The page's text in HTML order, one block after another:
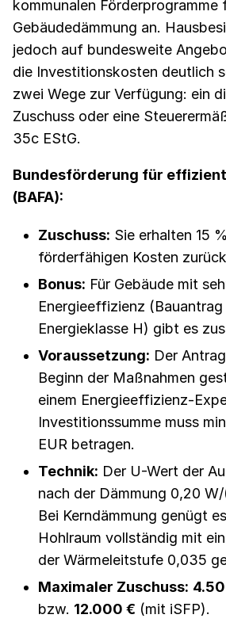
kommunalen Förderprogramme
Gebäudedämmung an.
jedoch auf bundesweite
die Investitionskosten deutlich
zwei Wege zur Verfügung: ein
Zuschuss oder eine
35c EStG.
Bundesförderung für
(BAFA):
Zuschuss: Sie erhalten 15
förderfähigen Kosten
Bonus: Für Gebäude mit
Energieeffizienz
Energieklasse H) gibt es
Voraussetzung: Der
Beginn der Maßnahmen
einem Energieeffizienz-
Investitionssumme muss
EUR betragen.
Technik: Der U-Wert der
nach der Dämmung 0,20
Bei Kerndämmung genügt
Hohlraum vollständig mit
der Wärmeleitstufe 0,035
Maximaler Zuschuss:
bzw. 12.000 € (mit iSFP).